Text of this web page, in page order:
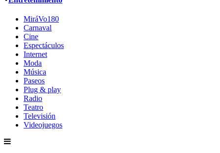
MiráVo180
Carnaval
Cine
Espectáculos
Internet
Moda
Música
Paseos
Plug & play
Radio
Teatro
Televisión
Videojuegos